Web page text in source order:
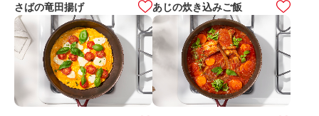
さばの竜田揚げ あじの炊き込みご飯